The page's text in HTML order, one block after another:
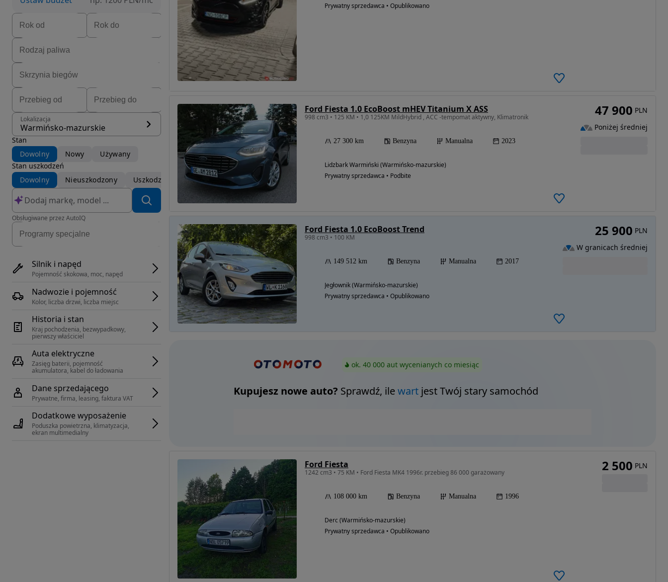
Lokalizacja
Warmińsko-mazurskie
Stan
Dowolny
Nowy
Używany
Stan uszkodzeń
Dowolny
Nieuszkodzony Uszkodzony
Obsługiwane przez AutoIQ
Silnik i napęd
Pojemność skokowa, moc, napęd
Nadwozie i pojemność
Kolor, liczba drzwi, liczba miejsc
Historia i stan
Kraj pochodzenia, bezwypadkowy,
pierwszy właściciel
Auta elektryczne
Zasięg baterii, pojemność
akumulatora, kabel do ładowania
Dane sprzedającego
Prywatne, firma, leasing, faktura VAT
Dodatkowe wyposażenie
Poduszka powietrzna, klimatyzacja,
ekran multimedialny
Prywatny sprzedawca • Opublikowano
Ford Fiesta 1.0 EcoBoost mHEV Titanium X ASS
998 cm3 • 125 KM • 1,0 125KM MildHybrid , ACC -tempomat aktywny, Klimatronik
27 300 km Benzyna Manualna 2023
Lidzbark Warmiński (Warmińsko-mazurskie)
Prywatny sprzedawca • Podbite
47 900 PLN
Poniżej średniej
Ford Fiesta 1.0 EcoBoost Trend
998 cm3 • 100 KM
149 512 km Benzyna Manualna 2017
Jegłownik (Warmińsko-mazurskie)
Prywatny sprzedawca • Opublikowano
25 900 PLN
W granicach średniej
ok. 40 000 aut wycenianych co miesiąc
Kupujesz nowe auto? Sprawdź, ilewartjest Twój stary samochód
Ford Fiesta
1242 cm3 • 75 KM • Ford Fiesta MK4 1996r. przebieg 86 000 garażowany
108 000 km Benzyna Manualna 1996
Derc (Warmińsko-mazurskie)
Prywatny sprzedawca • Opublikowano
2 500 PLN